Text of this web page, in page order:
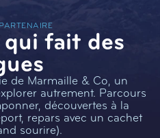
qui fait des
de Marmaille & Co, un
autrement. Parcours
découvertes à la
repars avec un cachet
sourire).